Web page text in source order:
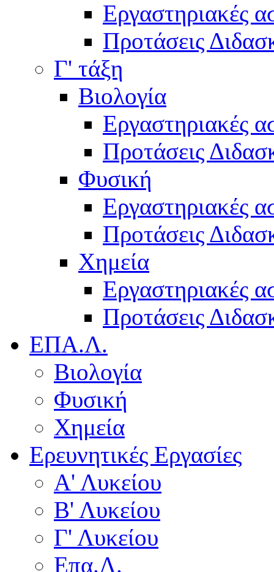
Εργαστηριακές
Προτάσεις
Γ' τάξη
Βιολογία
Εργαστηριακές
Προτάσεις
Φυσική
Εργαστηριακές
Προτάσεις
Χημεία
Εργαστηριακές
Προτάσεις
ΕΠΑ.Λ.
Βιολογία
Φυσική
Χημεία
Ερευνητικές Εργασίες
Α' Λυκείου
Β' Λυκείου
Γ' Λυκείου
Επα.Λ.